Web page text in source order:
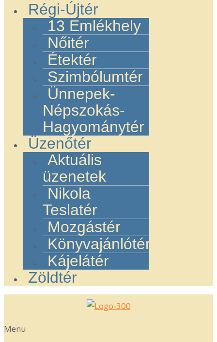
Régi-Újtér
13 Emlékhely
Nőitér
Étektér
Szimbólumtér
Ünnepek-
Népszokás-
Hagyománytér
Üzenőtér
Aktuális
üzenetek
Nikola
Teslatér
Mozgástér
Könyvajánlótér
Kájelátér
Zöldtér
Menu